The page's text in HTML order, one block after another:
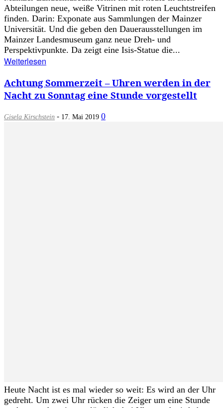
Abteilungen neue, weiße Vitrinen mit roten Leuchtstreifen
finden. Darin: Exponate aus Sammlungen der Mainzer
Universität. Und die geben den Dauerausstellungen im
Mainzer Landesmuseum ganz neue Dreh- und
Perspektivpunkte. Da zeigt eine Isis-Statue die...
Weiterlesen
Achtung Sommerzeit – Uhren werden in der
Nacht zu Sonntag eine Stunde vorgestellt
Gisela Kirschstein - 17. Mai 2019 0
Heute Nacht ist es mal wieder so weit: Es wird an der Uhr
gedreht. Um zwei Uhr rücken die Zeiger um eine Stunde